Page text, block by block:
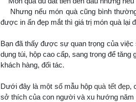
Nhưng nếu món quà cũng bình
được in ấn đẹp mắt thì giá trị món quà lại
Bạn đã thấy được sự quan trọng của
dụng túi, hộp cao cấp, sang trọng để
khách hàng, đối tác.
Dưới đây là một số mẫu hộpquà tết đẹp,
sở thích của con người và xu hướng năm